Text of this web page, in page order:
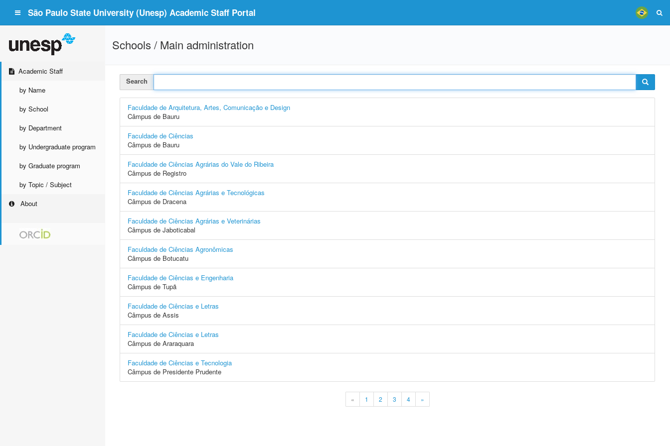
São Paulo State University (Unesp) Academic Staff Portal
Academic Staff
by Name
by School
by Department
by Undergraduate program
by Graduate program
by Topic / Subject
About
Schools / Main administration
Search
Faculdade de Arquitetura, Artes, Comunicação e Design
Câmpus de Bauru
Faculdade de Ciências
Câmpus de Bauru
Faculdade de Ciências Agrárias do Vale do Ribeira
Câmpus de Registro
Faculdade de Ciências Agrárias e Tecnológicas
Câmpus de Dracena
Faculdade de Ciências Agrárias e Veterinárias
Câmpus de Jaboticabal
Faculdade de Ciências Agronômicas
Câmpus de Botucatu
Faculdade de Ciências e Engenharia
Câmpus de Tupã
Faculdade de Ciências e Letras
Câmpus de Assis
Faculdade de Ciências e Letras
Câmpus de Araraquara
Faculdade de Ciências e Tecnologia
Câmpus de Presidente Prudente
« 1 2 3 4 »